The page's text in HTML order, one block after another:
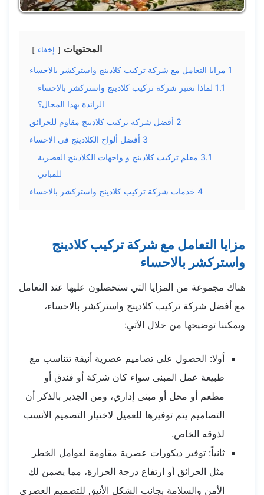
المحتويات إخفاء
1 مزايا التعامل مع شركة تركيب كلادينج واستركشر بالاحساء
1.1 لماذا تعتبر شركة تركيب كلادينج واستركشر بالاحساء
الرائدة بهذا المجال؟
2 أفضل شركة تركيب كلادينج مقاوم للحرائق
3 أفضل ألواح الكلادينج في الاحساء
3.1 معلم تركيب كلادينج و واجهات الكلادينج العصرية
للمباني
4 خدمات شركة تركيب كلادينج واستركشر بالاحساء
مزايا التعامل مع شركة تركيب كلادينج
واستركشر بالاحساء
هناك مجموعة من المزايا التي ستحصلون عليها عند التعامل
مع أفضل شركة تركيب كلادينج واستركشر بالاحساء،
ويمكننا توضيحها من خلال الآتي:
أولا: الحصول على تصاميم عصرية أنيقة تتناسب مع
طبيعة عمل المبنى سواء كان شركة أو فندق أو
مطعم أو محل أو مبنى إداري، ومن الجدير بالذكر أن
التصاميم يتم توفيرها للعميل لاختيار التصميم الأنسب
لذوقه الخاص.
ثانياً: توفير ديكورات عصرية مقاومة لعوامل الخطر
مثل الحرائق أو ارتفاع درجة الحرارة، مما يضمن لك
الأمن والسلامة بجانب الشكل الأنيق للتصميم العصري